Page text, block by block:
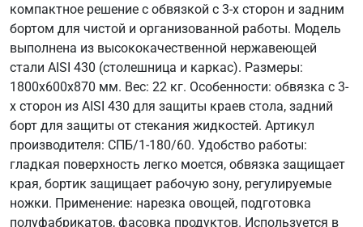
компактное решение с обвязкой с 3-х сторон и задним
бортом для чистой и организованной работы. Модель
выполнена из высококачественной нержавеющей
стали AISI 430 (столешница и каркас). Размеры:
1800x600x870 мм. Вес: 22 кг. Особенности: обвязка с 3-
х сторон из AISI 430 для защиты краев стола, задний
борт для защиты от стекания жидкостей. Артикул
производителя: СПБ/1-180/60. Удобство работы:
гладкая поверхность легко моется, обвязка защищает
края, бортик защищает рабочую зону, регулируемые
ножки. Применение: нарезка овощей, подготовка
полуфабрикатов, фасовка продуктов. Используется в